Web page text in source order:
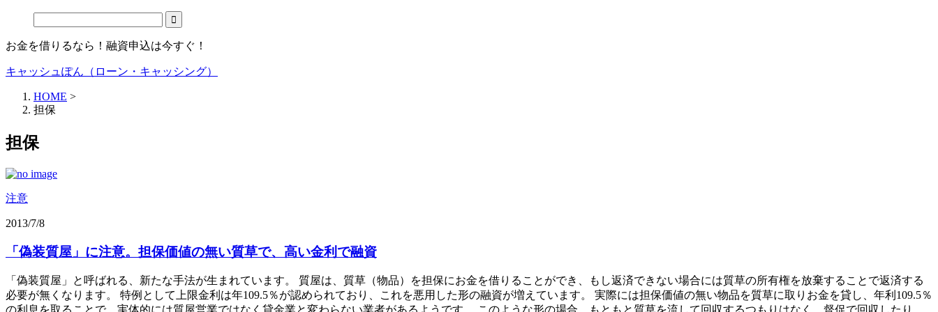
お金を借りるなら！融資申込は今すぐ！
キャッシュぽん（ローン・キャッシング）
HOME >
担保
担保
注意
2013/7/8
「偽装質屋」に注意。担保価値の無い質草で、高い金利で融資
「偽装質屋」と呼ばれる、新たな手法が生まれています。 質屋は、質草（物品）を担保にお金を借りることができ、もし返済できない場合には質草の所有権を放棄することで返済する
必要が無くなります。 特例として上限金利は年109.5％が認められており、これを悪用した形の融資が増えています。 実際には担保価値の無い物品を質草に取りお金を貸し、年利109.5％